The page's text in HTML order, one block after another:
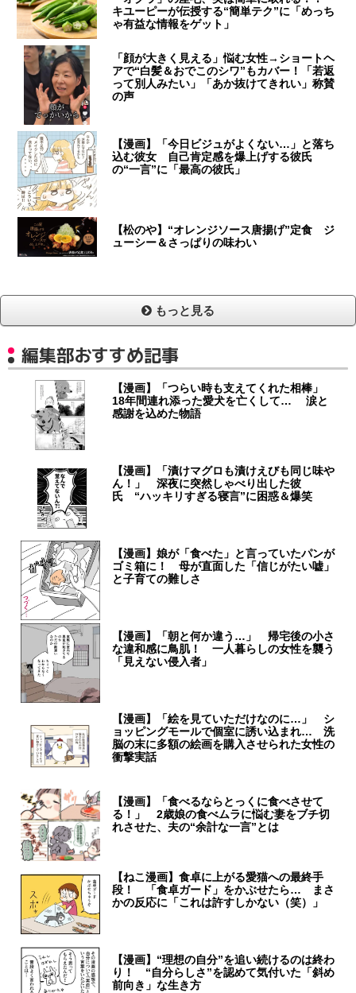
キユーピーが伝授する“簡単テク”に「めっち
ゃ有益な情報をゲット」
「顔が大きく見える」悩む女性→ショートヘ
アで“白髪＆おでこのシワ”もカバー！「若返
って別人みたい」「あか抜けてきれい」称賛
の声
【漫画】「今日ビジュがよくない…」と落ち
込む彼女 自己肯定感を爆上げする彼氏
の“一言”に「最高の彼氏」
【松のや】“オレンジソース唐揚げ”定食 ジ
ューシー＆さっぱりの味わい
もっと見る
編集部おすすめ記事
【漫画】「つらい時も支えてくれた相棒」
18年間連れ添った愛犬を亡くして… 涙と
感謝を込めた物語
【漫画】「漬けマグロも漬けえびも同じ味や
ん！」 深夜に突然しゃべり出した彼
氏 “ハッキリすぎる寝言”に困惑＆爆笑
【漫画】娘が「食べた」と言っていたパンが
ゴミ箱に！ 母が直面した「信じがたい嘘」
と子育ての難しさ
【漫画】「朝と何か違う…」 帰宅後の小さ
な違和感に鳥肌！ 一人暮らしの女性を襲う
「見えない侵入者」
【漫画】「絵を見ていただけなのに…」 シ
ョッピングモールで個室に誘い込まれ… 洗
脳の末に多額の絵画を購入させられた女性の
衝撃実話
【漫画】「食べるならとっくに食べさせて
る！」 2歳娘の食べムラに悩む妻をブチ切
れさせた、夫の“余計な一言”とは
【ねこ漫画】食卓に上がる愛猫への最終手
段！ 「食卓ガード」をかぶせたら… まさ
かの反応に「これは許すしかない（笑）」
【漫画】“理想の自分”を追い続けるのは終わ
り！ “自分らしさ”を認めて気付いた「斜め
前向き」な生き方